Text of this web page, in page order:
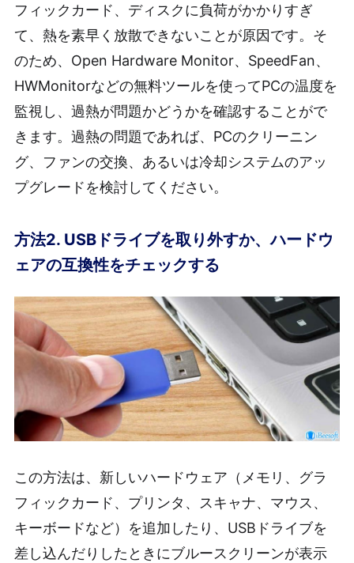
フィックカード、ディスクに負荷がかかりすぎ
て、熱を素早く放散できないことが原因です。そ
のため、Open Hardware Monitor、SpeedFan、
HWMonitorなどの無料ツールを使ってPCの温度を
監視し、過熱が問題かどうかを確認することがで
きます。過熱の問題であれば、PCのクリーニン
グ、ファンの交換、あるいは冷却システムのアッ
プグレードを検討してください。
方法2. USBドライブを取り外すか、ハードウ
ェアの互換性をチェックする
この方法は、新しいハードウェア（メモリ、グラ
フィックカード、プリンタ、スキャナ、マウス、
キーボードなど）を追加したり、USBドライブを
差し込んだりしたときにブルースクリーンが表示